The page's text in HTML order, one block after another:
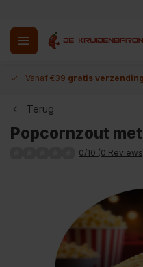
Vanaf €39 gratis verzending
Terug
Popcornzout
0/10 (0